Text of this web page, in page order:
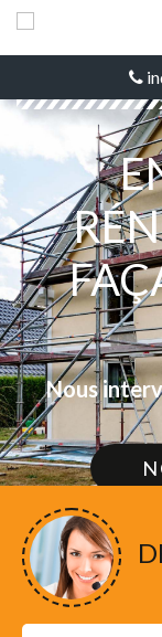
Nous